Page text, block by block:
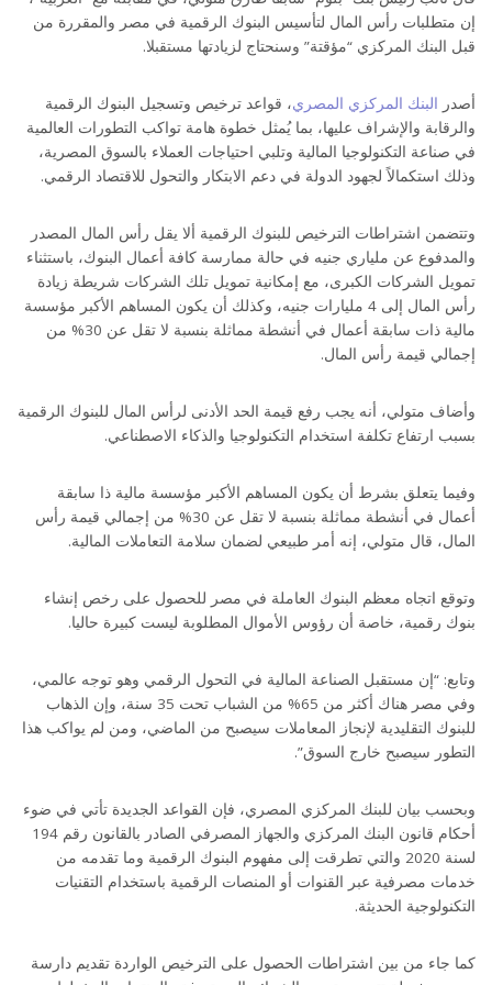
إن متطلبات رأس المال لتأسيس البنوك الرقمية في مصر والمقررة من
قبل البنك المركزي “مؤقتة” وسنحتاج لزيادتها مستقبلا.
أصدر البنك المركزي المصري، قواعد ترخيص وتسجيل البنوك الرقمية
والرقابة والإشراف عليها، بما يُمثل خطوة هامة تواكب التطورات العالمية
في صناعة التكنولوجيا المالية وتلبي احتياجات العملاء بالسوق المصرية،
وذلك استكمالاً لجهود الدولة في دعم الابتكار والتحول للاقتصاد الرقمي.
وتتضمن اشتراطات الترخيص للبنوك الرقمية ألا يقل رأس المال المصدر
والمدفوع عن ملياري جنيه في حالة ممارسة كافة أعمال البنوك، باستثناء
تمويل الشركات الكبرى، مع إمكانية تمويل تلك الشركات شريطة زيادة
رأس المال إلى 4 مليارات جنيه، وكذلك أن يكون المساهم الأكبر مؤسسة
مالية ذات سابقة أعمال في أنشطة مماثلة بنسبة لا تقل عن 30% من
إجمالي قيمة رأس المال.
وأضاف متولي، أنه يجب رفع قيمة الحد الأدنى لرأس المال للبنوك الرقمية
بسبب ارتفاع تكلفة استخدام التكنولوجيا والذكاء الاصطناعي.
وفيما يتعلق بشرط أن يكون المساهم الأكبر مؤسسة مالية ذا سابقة
أعمال في أنشطة مماثلة بنسبة لا تقل عن 30% من إجمالي قيمة رأس
المال، قال متولي، إنه أمر طبيعي لضمان سلامة التعاملات المالية.
وتوقع اتجاه معظم البنوك العاملة في مصر للحصول على رخص إنشاء
بنوك رقمية، خاصة أن رؤوس الأموال المطلوبة ليست كبيرة حاليا.
وتابع: “إن مستقبل الصناعة المالية في التحول الرقمي وهو توجه عالمي،
وفي مصر هناك أكثر من 65% من الشباب تحت 35 سنة، وإن الذهاب
للبنوك التقليدية لإنجاز المعاملات سيصبح من الماضي، ومن لم يواكب هذا
التطور سيصبح خارج السوق”.
وبحسب بيان للبنك المركزي المصري، فإن القواعد الجديدة تأتي في ضوء
أحكام قانون البنك المركزي والجهاز المصرفي الصادر بالقانون رقم 194
لسنة 2020 والتي تطرقت إلى مفهوم البنوك الرقمية وما تقدمه من
خدمات مصرفية عبر القنوات أو المنصات الرقمية باستخدام التقنيات
التكنولوجية الحديثة.
كما جاء من بين اشتراطات الحصول على الترخيص الواردة تقديم دارسة